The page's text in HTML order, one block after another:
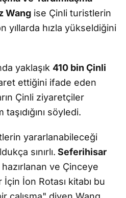
Wang ise Çinli turistlerin
yıllarda hızla yükseldiğini
yaklaşık 410 bin Çinli
ettiğini ifade eden
Çinli ziyaretçiler
söyledi.
yararlanabileceği
sınırlı. Seferihisar
ve Çinceye
İçin İon Rotası kitabı bu